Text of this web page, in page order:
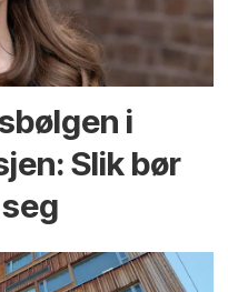
i
Slik bør